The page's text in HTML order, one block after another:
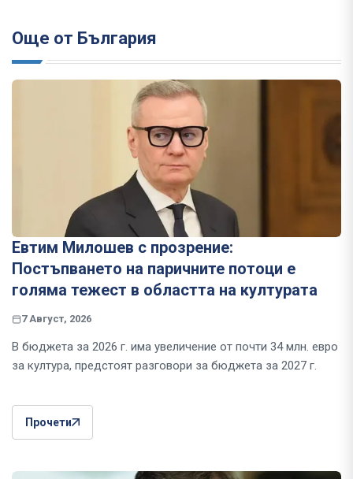
Още от България
Евтим Милошев с прозрение:
Постъпването на паричните потоци е
голяма тежест в областта на културата
7 Август, 2026
В бюджета за 2026 г. има увеличение от почти 34 млн. евро
за култура, предстоят разговори за бюджета за 2027 г.
Прочети